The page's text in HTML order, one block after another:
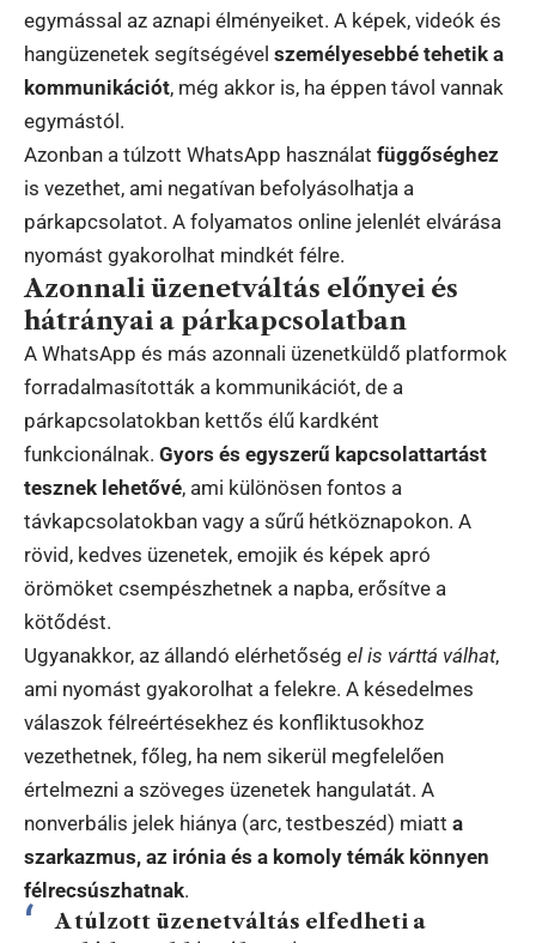
egymással az aznapi élményeiket. A képek, videók és
hangüzenetek segítségével személyesebbé tehetik a
kommunikációt, még akkor is, ha éppen távol vannak
egymástól.
Azonban a túlzott WhatsApp használat függőséghez
is vezethet, ami negatívan befolyásolhatja a
párkapcsolatot. A folyamatos online jelenlét elvárása
nyomást gyakorolhat mindkét félre.
Azonnali üzenetváltás előnyei és
hátrányai a párkapcsolatban
A WhatsApp és más azonnali üzenetküldő platformok
forradalmasították a kommunikációt, de a
párkapcsolatokban kettős élű kardként
funkcionálnak. Gyors és egyszerű kapcsolattartást
tesznek lehetővé, ami különösen fontos a
távkapcsolatokban vagy a sűrű hétköznapokon. A
rövid, kedves üzenetek, emojik és képek apró
örömöket csempészhetnek a napba, erősítve a
kötődést.
Ugyanakkor, az állandó elérhetőség el is várttá válhat,
ami nyomást gyakorolhat a felekre. A késedelmes
válaszok félreértésekhez és konfliktusokhoz
vezethetnek, főleg, ha nem sikerül megfelelően
értelmezni a szöveges üzenetek hangulatát. A
nonverbális jelek hiánya (arc, testbeszéd) miatt a
szarkazmus, az irónia és a komoly témák könnyen
félrecsúszhatnak.
A túlzott üzenetváltás elfedheti a